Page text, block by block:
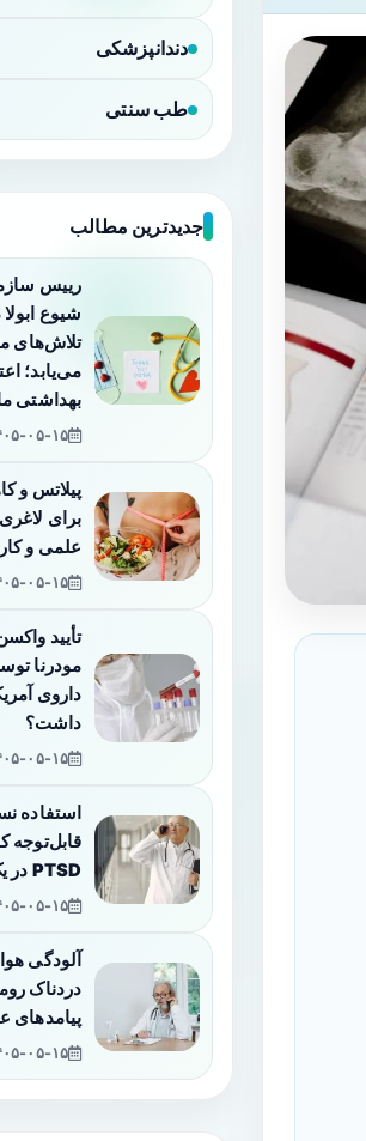
دندانپزشکی
طب سنتی
جدیدترین مطالب
رییس
شیوع
تلاش‌های
می‌یابد؛
بهداشتی
۱۴۰۵-۰۵-
پیلاتس و
برای
علمی و
۱۴۰۵-۰۵-
تأیید
مودرنا
داروی
داشت؟
۱۴۰۵-۰۵-
قابل‌توجه
PTSD در یک مطالعه جدید
۱۴۰۵-۰۵-
آلودگی
دردناک
پیامدهای
۱۴۰۵-۰۵-